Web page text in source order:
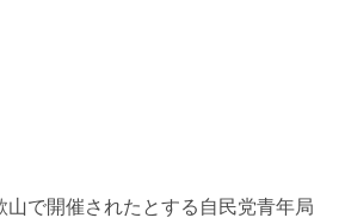
山で開催されたとする自民党青年局